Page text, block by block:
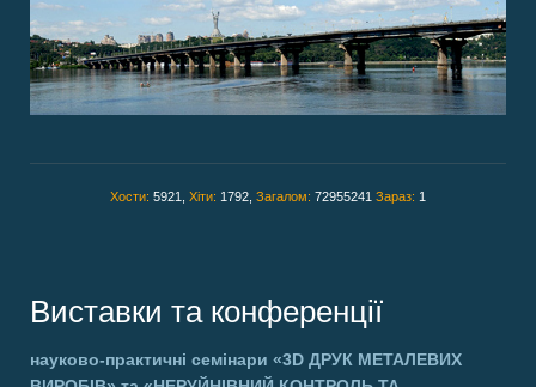
Хости: 5921, Хіти: 1792, Загалом: 72955241 Зараз: 1
Виставки та конференції
науково-практичні семінари «3D ДРУК МЕТАЛЕВИХ